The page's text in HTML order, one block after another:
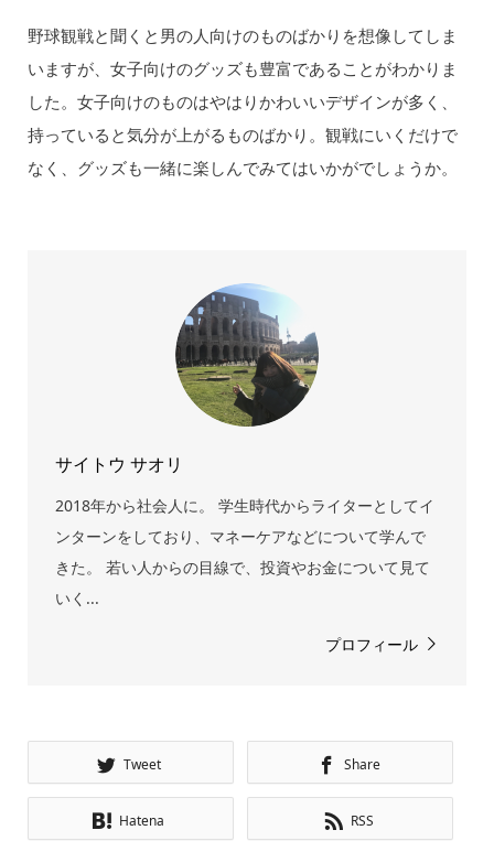
野球観戦と聞くと男の人向けのものばかりを想像してしま
いますが、女子向けのグッズも豊富であることがわかりま
した。女子向けのものはやはりかわいいデザインが多く、
持っていると気分が上がるものばかり。観戦にいくだけで
なく、グッズも一緒に楽しんでみてはいかがでしょうか。
サイトウ サオリ
2018年から社会人に。 学生時代からライターとしてイ
ンターンをしており、マネーケアなどについて学んで
きた。 若い人からの目線で、投資やお金について見て
いく...
プロフィール
Tweet Share
Hatena RSS